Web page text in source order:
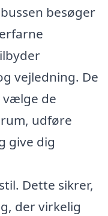
besøger
vejledning. De
vælge de
udføre
give dig
Dette sikrer,
der virkelig